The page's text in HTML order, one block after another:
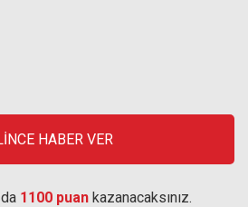
HABER VER
1100 puan kazanacaksınız.